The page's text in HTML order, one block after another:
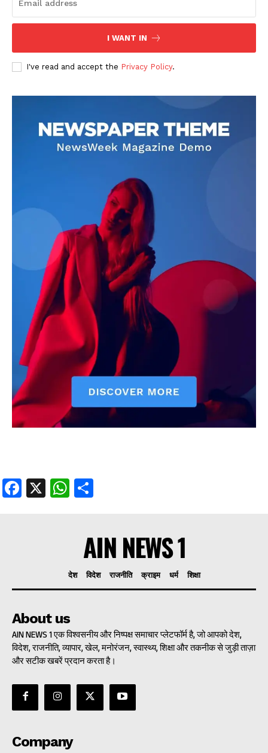
AIN NEWS 1
Contact Us
Privacy Policy
Terms of Use Agreement
Facebook
X WhatsApp
Share
I WANT IN
I've read and accept the Privacy Policy.
Facebook
X WhatsApp
AIN NEWS 1
देश विदेश राजनीति क्राइम धर्म शिक्षा
About us
AIN NEWS 1 एक विश्वसनीय और निष्पक्ष समाचार प्लेटफॉर्म है, जो आपको देश,
विदेश, राजनीति, व्यापार, खेल, मनोरंजन, स्वास्थ्य, शिक्षा और तकनीक से जुड़ी ताज़ा
और सटीक खबरें प्रदान करता है।
Company